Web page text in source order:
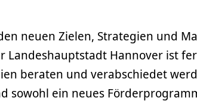
neuen Zielen, Strategien und
Landeshauptstadt Hannover ist
beraten und verabschiedet
sowohl ein neues